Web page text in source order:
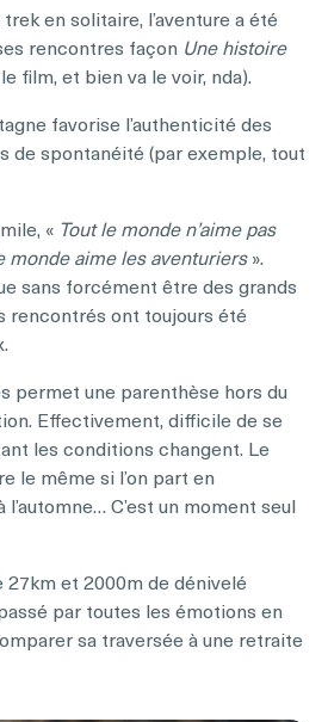
trek en solitaire, l’aventure a été
rencontres façon Une histoire
film, et bien va le voir, nda).
favorise l’authenticité des
de spontanéité (par exemple, tout
« Tout le monde n’aime pas
monde aime les aventuriers».
sans forcément être des grands
rencontrés ont toujours été
permet une parenthèse hors du
Effectivement, difficile de se
les conditions changent. Le
le même si l’on part en
C’est un moment seul
27km et 2000m de dénivelé
par toutes les émotions en
sa traversée à une retraite